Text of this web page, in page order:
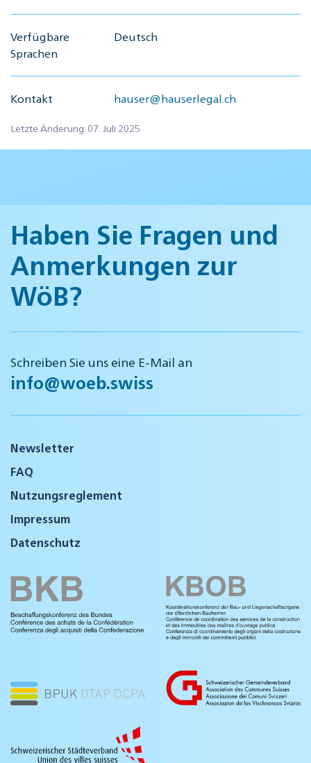
Verfügbare
Sprachen
Deutsch
Kontakt hauser@hauserlegal.ch
Letzte Änderung: 07. Juli 2025
Haben Sie Fragen und
Anmerkungen zur
WöB?
Schreiben Sie uns eine E-Mail an
info@woeb.swiss
Newsletter
FAQ
Nutzungsreglement
Impressum
Datenschutz